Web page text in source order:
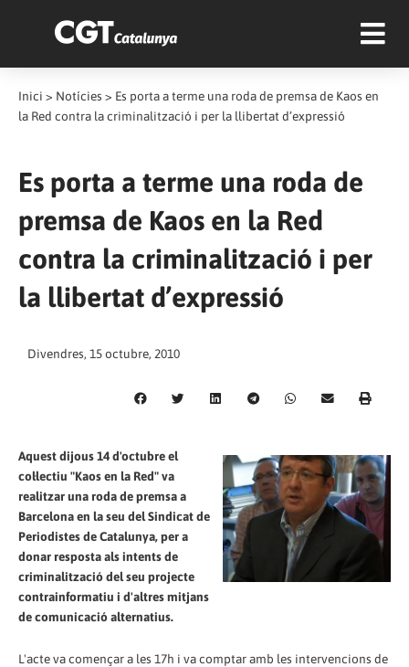
Inici > Notícies > Es porta a terme una roda de premsa de Kaos en
la Red contra la criminalització i per la llibertat d’expressió
Es porta a terme una roda de
premsa de Kaos en la Red
contra la criminalització i per
la llibertat d’expressió
Divendres, 15 octubre, 2010
Aquest dijous 14 d'octubre el
col·lectiu "Kaos en la Red" va
realitzar una roda de premsa a
Barcelona en la seu del Sindicat de
Periodistes de Catalunya, per a
donar resposta als intents de
criminalització del seu projecte
contrainformatiu i d'altres mitjans
de comunicació alternatius.
L'acte va començar a les 17h i va comptar amb les intervencions de